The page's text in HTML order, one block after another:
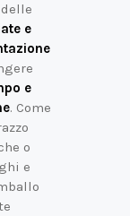
e
e
. Come
o
e